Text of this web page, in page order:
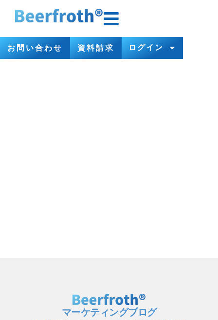
お問い合わせ 資料請求 ログイン
マーケティングブログ